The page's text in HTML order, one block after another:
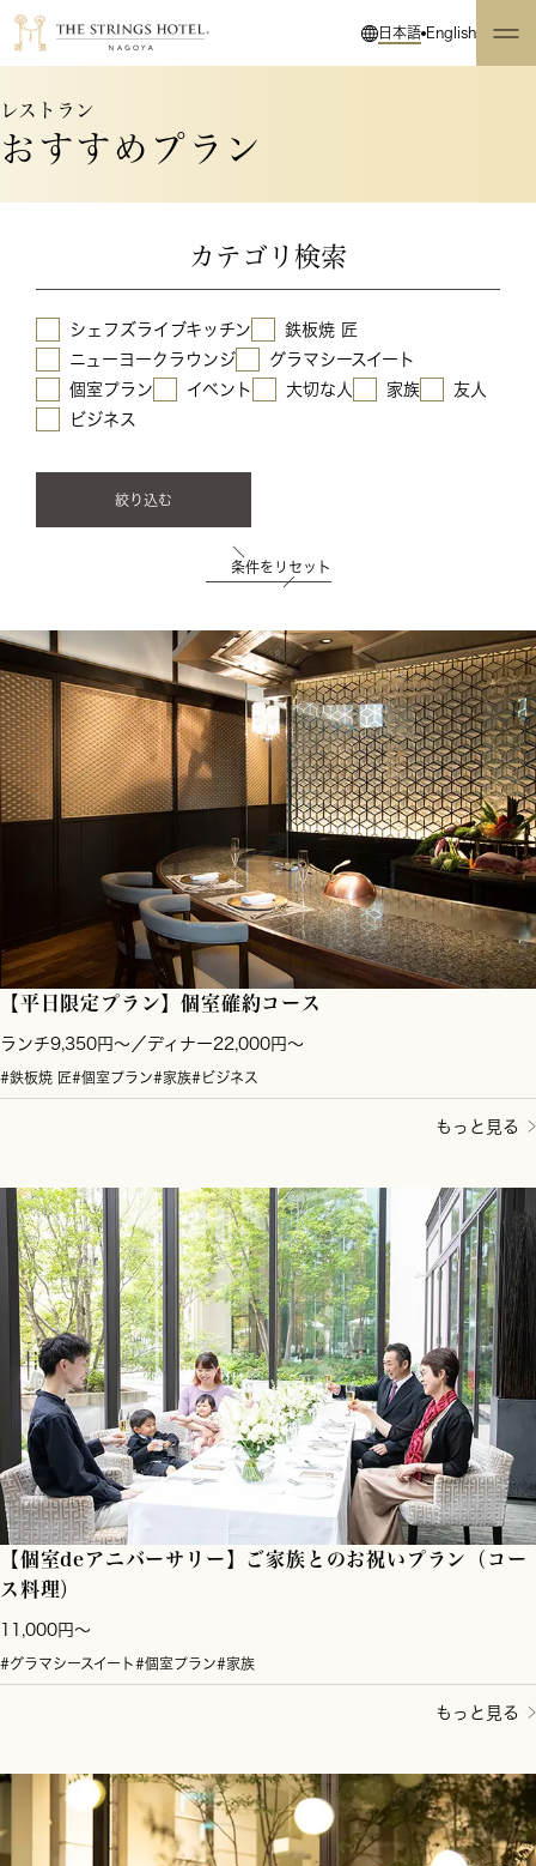
日本語 English
レストラン
おすすめプラン
カテゴリ検索
シェフズライブキッチン
鉄板焼 匠
ニューヨークラウンジ
グラマシースイート
個室プラン
イベント 大切な人 家族
友人
ビジネス
絞り込む
条件をリセット
【平日限定プラン】個室確約コース
ランチ9,350円～／ディナー22,000円～
#鉄板焼 匠#個室プラン#家族#ビジネス
もっと見る
【個室deアニバーサリー】ご家族とのお祝いプラン（コー
ス料理）
11,000円～
#グラマシースイート#個室プラン#家族
もっと見る